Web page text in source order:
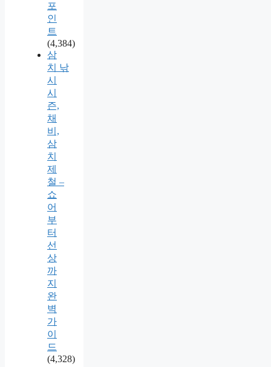
포
인
트
(4,384)
삼
치 낚
시
시
즌,
채
비,
삼
치
제
철 –
쇼
어
부
터
선
상
까
지
완
벽
가
이
드
(4,328)